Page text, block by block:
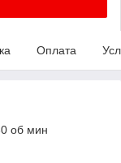
Оплата
об мин